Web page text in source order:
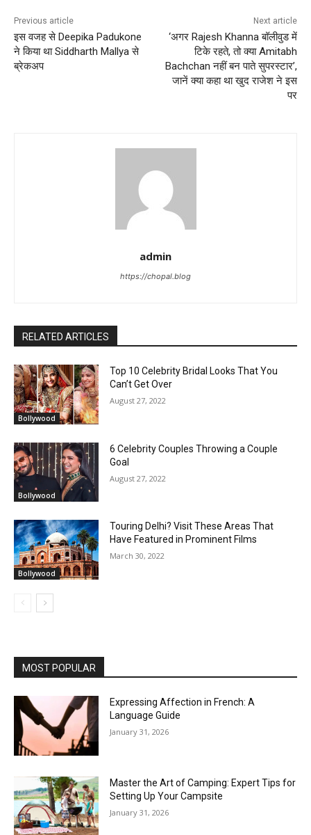
Previous article
इस वजह से Deepika Padukone
ने किया था Siddharth Mallya से
ब्रेकअप
Next article
‘अगर Rajesh Khanna बॉलीवुड में
टिके रहते, तो क्या Amitabh
Bachchan नहीं बन पाते सुपरस्टार’,
जानें क्या कहा था खुद राजेश ने इस
पर
admin
https://chopal.blog
RELATED ARTICLES
Bollywood
Top 10 Celebrity Bridal Looks That You
Can’t Get Over
August 27, 2022
Bollywood
6 Celebrity Couples Throwing a Couple
Goal
August 27, 2022
Bollywood
Touring Delhi? Visit These Areas That
Have Featured in Prominent Films
March 30, 2022
MOST POPULAR
Expressing Affection in French: A
Language Guide
January 31, 2026
Master the Art of Camping: Expert Tips for
Setting Up Your Campsite
January 31, 2026